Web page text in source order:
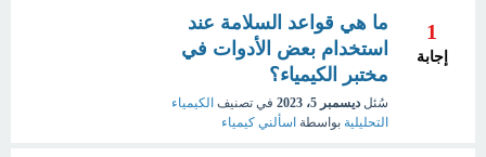
1
إجابة
ما هي قواعد السلامة عند
استخدام بعض الأدوات في
مختبر الكيمياء؟
سُئل ديسمبر 5، 2023 في تصنيف الكيمياء
التحليلية بواسطة اسألني كيمياء